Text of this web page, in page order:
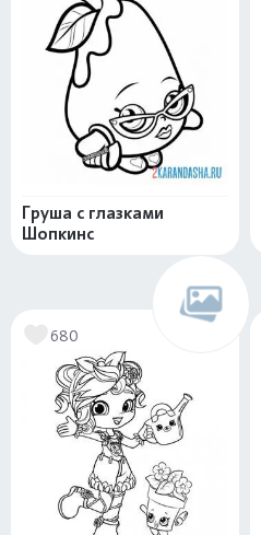
Груша с глазками
Шопкинс
680